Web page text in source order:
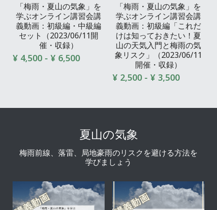
「梅雨・夏山の気象」を
学ぶオンライン講習会講
義動画：初級編・中級編
セット（2023/06/11開
催・収録）
¥ 4,500 - ¥ 6,500
「梅雨・夏山の気象」を
学ぶオンライン講習会講
義動画：初級編「これだ
けは知っておきたい！夏
山の天気入門と梅雨の気
象リスク」（2023/06/11
開催・収録）
¥ 2,500 - ¥ 3,500
夏山の気象
梅雨前線、落雷、局地豪雨のリスクを避ける方法を
学びましょう